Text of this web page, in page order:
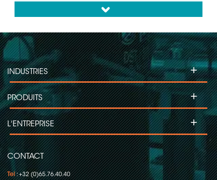
down
CONTACT
Tel: +32 (0)65.76.40.40
INDUSTRIES +
PRODUITS +
L'ENTREPRISE +